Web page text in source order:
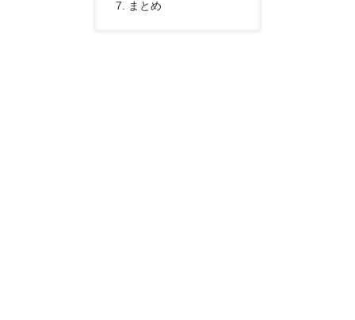
まとめ